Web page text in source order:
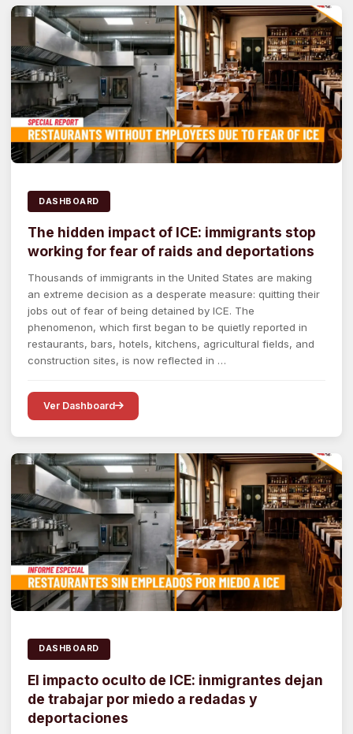
DASHBOARD
The hidden impact of ICE: immigrants stop
working for fear of raids and deportations
Thousands of immigrants in the United States are making
an extreme decision as a desperate measure: quitting their
jobs out of fear of being detained by ICE. The
phenomenon, which first began to be quietly reported in
restaurants, bars, hotels, kitchens, agricultural fields, and
construction sites, is now reflected in …
Ver Dashboard
DASHBOARD
El impacto oculto de ICE: inmigrantes dejan
de trabajar por miedo a redadas y
deportaciones